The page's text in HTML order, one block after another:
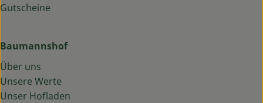
Gutscheine
Baumannshof
Über uns
Unsere Werte
Unser Hofladen